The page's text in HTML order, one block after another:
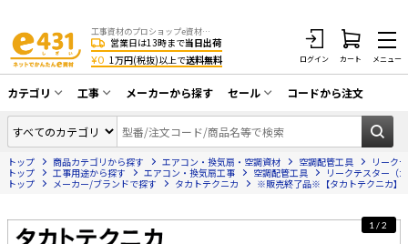
工事資材のプロショップe資材 CATV・アンテナ・防犯・光・LAN・電気・空調工事など
営業日は13時まで当日出荷
¥0 1万円(税抜)以上で送料無料 ログイン カート メニュー
カテゴリ
同軸ケーブル／テレビ用接栓／関連工具
アンテナ・取付金具・ブースター／CATV
部材類
防犯工事関連
工事
CATV・アンテナ工事
光工事・FTTH工事
防犯カメラ工事
メーカーから探す セール
在庫一掃セール
コードから注文
トップ 商品カテゴリから探す エアコン・換気扇・空調資材 空調配管工具
リーク
トップ
工事用途から探す エアコン・換気扇工事 空調配管工具
リークテスター（
トップ
メーカー/ブランドで探す タカトテクニカ ※販売終了品※【タカトテクニカ】
1/2